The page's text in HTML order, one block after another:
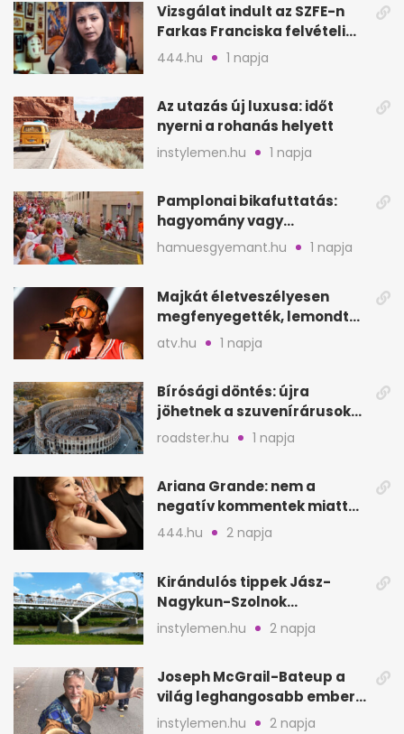
Vizsgálat indult az SZFE-n
Farkas Franciska felvételi
videója után
444.hu 1 napja
Az utazás új luxusa: időt
nyerni a rohanás helyett
instylemen.hu 1 napja
Pamplonai bikafuttatás:
hagyomány vagy
értelmetlen vérontás?
hamuesgyemant.hu 1 napja
Majkát életveszélyesen
megfenyegették, lemondta
a sepsiszentgyörgyi
atv.hu 1 napja
Bírósági döntés: újra
jöhetnek a szuvenírárusok
Európa ikonikus helyére
roadster.hu 1 napja
Ariana Grande: nem a
negatív kommentek miatt
vonul vissza
444.hu 2 napja
Kirándulós tippek Jász-
Nagykun-Szolnok
megyében: 6 kihagyhatatlan
hely
instylemen.hu 2 napja
Joseph McGrail-Bateup a
világ leghangosabb embere
lett Ausztráliából
instylemen.hu 2 napja